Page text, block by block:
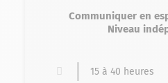
Communiquer en
Niveau
15 à 40 heures